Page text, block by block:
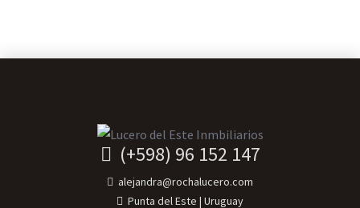
(+598) 96 152 147
alejandra@rochalucero.com
Punta del Este | Uruguay